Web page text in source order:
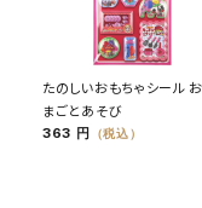
たのしいおもちゃシール
まごとあそび
363 円 （税込）